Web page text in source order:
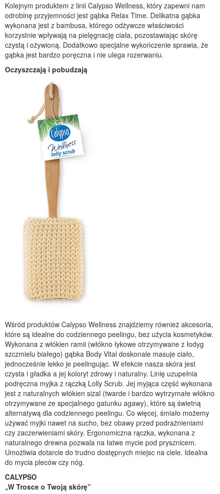
Kolejnym produktem z linii Calypso Wellness, który zapewni nam
odrobinę przyjemności jest gąbka Relax Time. Delikatna gąbka
wykonana jest z bambusa, którego odżywcze właściwości
korzystnie wpływają na pielęgnację ciała, pozostawiając skórę
czystą i ożywioną. Dodatkowo specjalne wykończenie sprawia, że
gąbka jest bardzo poręczna i nie ulega rozerwaniu.
Oczyszczają i pobudzają
Wśród produktów Calypso Wellness znajdziemy również akcesoria,
które są idealne do codziennego peelingu, bez użycia kosmetyków.
Wykonana z włókien ramii (włókno łykowe otrzymywane z łodyg
szczmielu białego) gąbka Body Vital doskonale masuje ciało,
jednocześnie lekko je peelingując. W efekcie nasza skóra jest
czysta i gładka a jej koloryt zdrowy i naturalny. Linię uzupełnia
podręczna myjka z rączką Lolly Scrub. Jej myjąca część wykonana
jest z naturalnych włókien sizal (twarde i bardzo wytrzymałe włókno
otrzymywane ze specjalnego gatunku agawy), które są świetną
alternatywą dla codziennego peelingu. Co więcej, śmiało możemy
używać myjki nawet na sucho, bez obawy przed podrażnieniami
czy zaczerwieniami skóry. Ergonomiczna rączka, wykonana z
naturalnego drewna pozwala na łatwe mycie pod prysznicem.
Umożliwia dotarcie do trudno dostępnych miejsc na ciele. Idealna
do mycia pleców czy nóg.
CALYPSO
„W Trosce o Twoją skórę”